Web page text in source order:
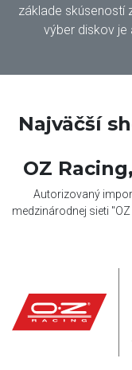
základe skúseností
výber diskov je
Najväčší
OZ
Autorizovaný
medzinárodnej sieti